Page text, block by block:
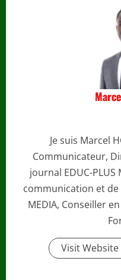
Je suis Marcel
Communicateur,
journal EDUC-PLUS
communication et de
MEDIA, Conseiller
Visit Website